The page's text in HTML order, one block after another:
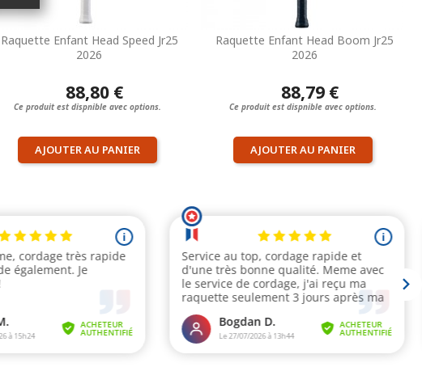
Raquette Enfant Head Speed Jr25
2026
88,80 €
Ce produit est dispnible avec options.
AJOUTER AU PANIER
Raquette Enfant Head Boom Jr25
2026
88,79 €
Ce produit est dispnible avec options.
AJOUTER AU PANIER